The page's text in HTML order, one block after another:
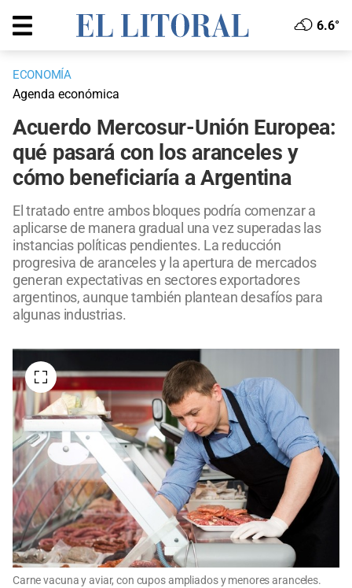
6.6°
ECONOMÍA
Agenda económica
Acuerdo Mercosur-Unión Europea:
qué pasará con los aranceles y
cómo beneficiaría a Argentina
El tratado entre ambos bloques podría comenzar a
aplicarse de manera gradual una vez superadas las
instancias políticas pendientes. La reducción
progresiva de aranceles y la apertura de mercados
generan expectativas en sectores exportadores
argentinos, aunque también plantean desafíos para
algunas industrias.
Carne vacuna y aviar, con cupos ampliados y menores aranceles.